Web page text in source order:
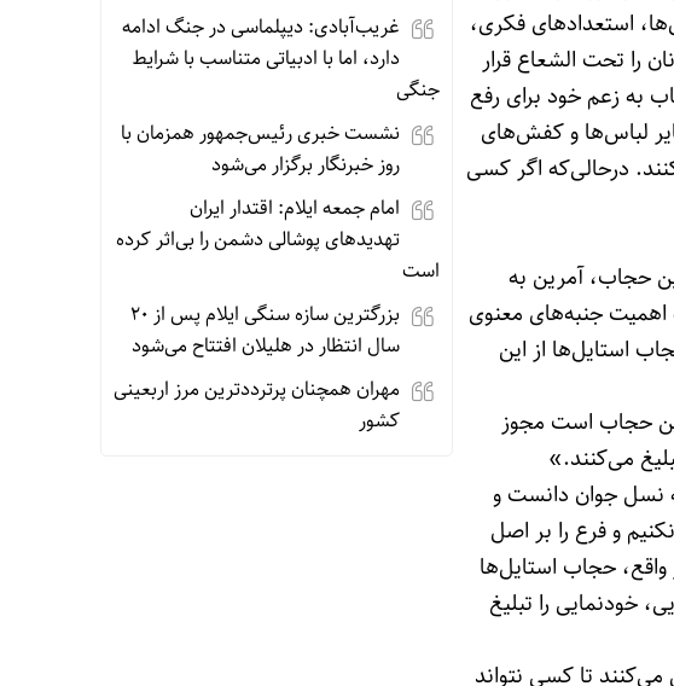
استعدادهای فکری،
را تحت الشعاع قرار
به زعم خود برای رفع
لباس‌ها و کفش‌های
درحالی‌که اگر کسی
حجاب، آمرین به
اهمیت جنبه‌های معنوی
استایل‌ها از این
حجاب است مجوز
می‌کنند.»
نسل جوان دانست و
و فرع را بر اصل
واقع، حجاب استایل‌ها
خودنمایی را تبلیغ
تا کسی نتواند
غریب‌آبادی: دیپلماسی در جنگ ادامه
دارد، اما با ادبیاتی متناسب با شرایط
جنگی
نشست خبری رئیس‌جمهور همزمان با
روز خبرنگار برگزار می‌شود
امام جمعه ایلام: اقتدار ایران
تهدیدهای پوشالی دشمن را بی‌اثر کرده
است
بزرگترین سازه سنگی ایلام پس از ۲۰
سال انتظار در هلیلان افتتاح می‌شود
مهران همچنان پرترددترین مرز اربعینی
کشور